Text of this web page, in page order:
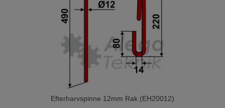
Efterharvspinne 12mm Rak (EH20012)